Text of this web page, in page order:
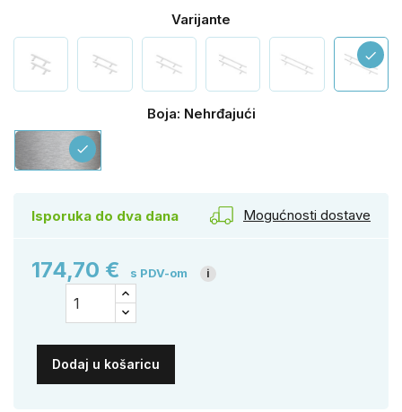
Varijante
check
Boja: Nehrđajući
Nehrđajući
check
Isporuka do dva dana Mogućnosti dostave
174,70 € s PDV-om i
Dodaj u košaricu